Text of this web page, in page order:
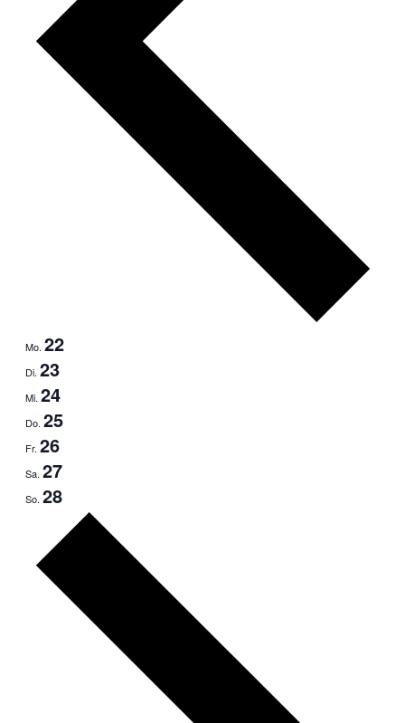
Mo. 22
Di. 23
Mi. 24
Do. 25
Fr. 26
Sa. 27
So. 28
Woche